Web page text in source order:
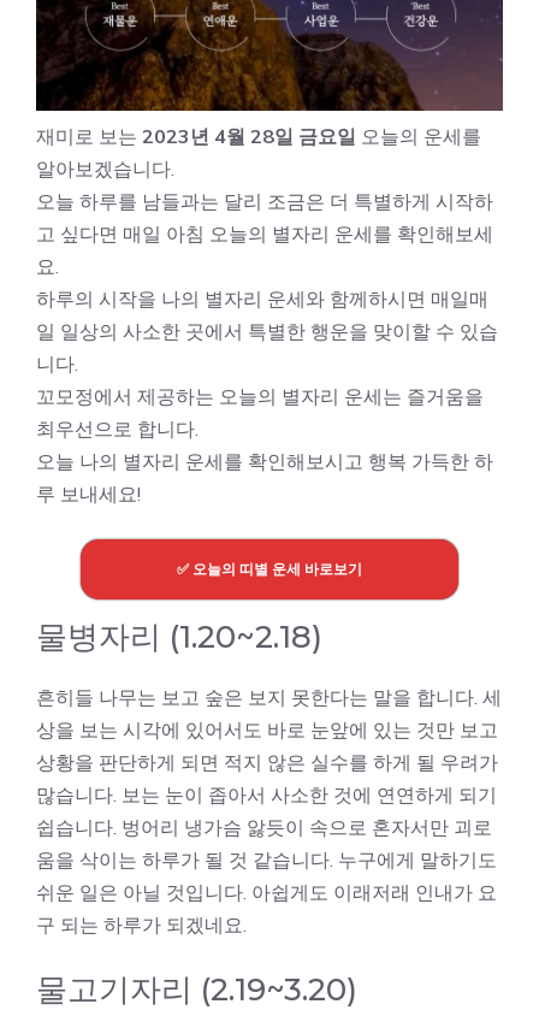
재미로 보는 2023년 4월 28일 금요일 오늘의 운세를
알아보겠습니다.
오늘 하루를 남들과는 달리 조금은 더 특별하게 시작하
고 싶다면 매일 아침 오늘의 별자리 운세를 확인해보세
요.
하루의 시작을 나의 별자리 운세와 함께하시면 매일매
일 일상의 사소한 곳에서 특별한 행운을 맞이할 수 있습
니다.
꼬모정에서 제공하는 오늘의 별자리 운세는 즐거움을
최우선으로 합니다.
오늘 나의 별자리 운세를 확인해보시고 행복 가득한 하
루 보내세요!
✅ 오늘의 띠별 운세 바로보기
물병자리 (1.20~2.18)
흔히들 나무는 보고 숲은 보지 못한다는 말을 합니다. 세
상을 보는 시각에 있어서도 바로 눈앞에 있는 것만 보고
상황을 판단하게 되면 적지 않은 실수를 하게 될 우려가
많습니다. 보는 눈이 좁아서 사소한 것에 연연하게 되기
쉽습니다. 벙어리 냉가슴 앓듯이 속으로 혼자서만 괴로
움을 삭이는 하루가 될 것 같습니다. 누구에게 말하기도
쉬운 일은 아닐 것입니다. 아쉽게도 이래저래 인내가 요
구 되는 하루가 되겠네요.
물고기자리 (2.19~3.20)